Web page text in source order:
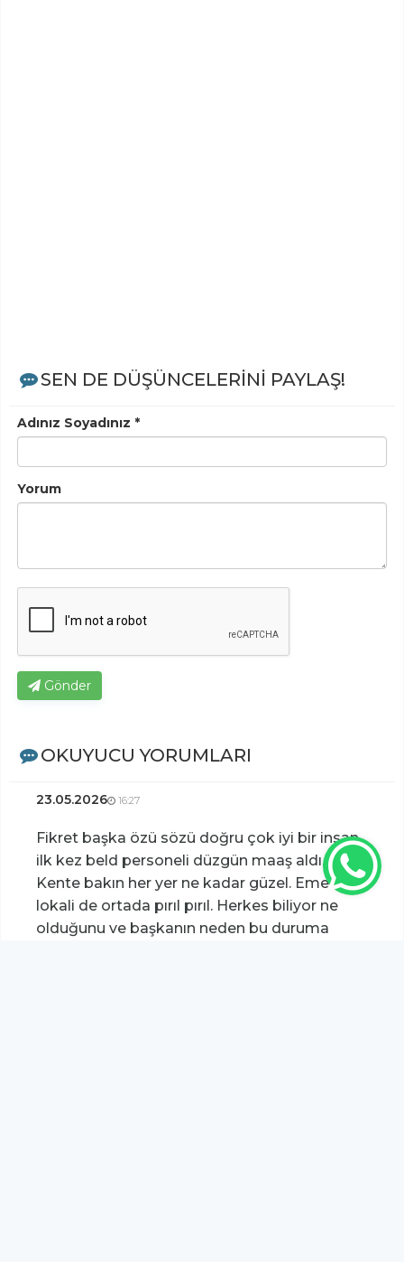
SEN DE DÜŞÜNCELERİNİ PAYLAŞ!
Adınız Soyadınız *
Yorum
Gönder
OKUYUCU YORUMLARI
23.05.2026 16:27
Fikret başka özü sözü doğru çok iyi bir insan
ilk kez beld personeli düzgün maaş aldı.
Kente bakın her yer ne kadar güzel. Emekliler
lokali de ortada pırıl pırıl. Herkes biliyor ne
olduğunu ve başkanın neden bu duruma